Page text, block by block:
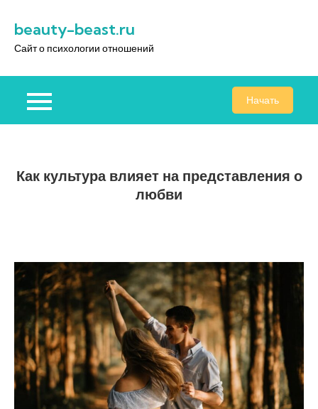
содержимому
beauty-beast.ru
Сайт о психологии отношений
Начать
Как культура влияет на представления о
любви